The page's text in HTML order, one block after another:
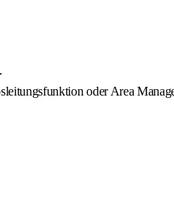
oder Area